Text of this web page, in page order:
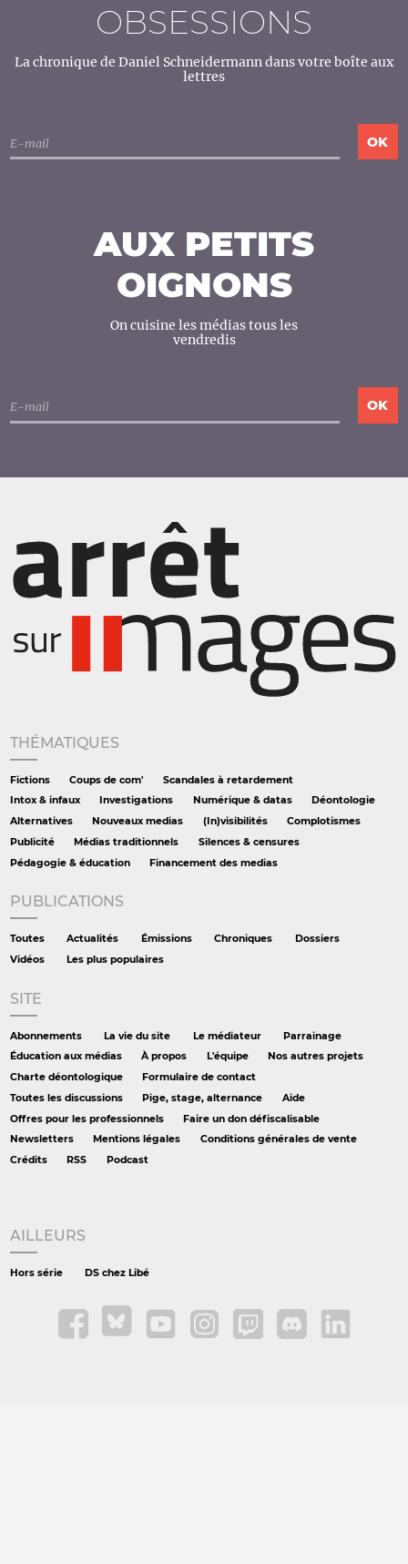
OBSESSIONS
La chronique de Daniel Schneidermann dans votre boîte aux
lettres
AUX PETITS
OIGNONS
On cuisine les médias tous les
vendredis
THÉMATIQUES
Fictions Coups de com'
Scandales à retardement
Intox & infaux
Investigations Numérique & datas
Déontologie
Alternatives
Nouveaux medias (In)visibilités
Complotismes
Publicité
Médias traditionnels
Silences & censures
Pédagogie & éducation
Financement des medias
PUBLICATIONS
Toutes Actualités Émissions Chroniques
Dossiers
Vidéos
Les plus populaires
SITE
Abonnements La vie du site Le médiateur
Parrainage
Éducation aux médias
À propos L'équipe
Nos autres projets
Charte déontologique
Formulaire de contact
Toutes les discussions
Pige, stage, alternance
Aide
Offres pour les professionnels
Faire un don défiscalisable
Newsletters
Mentions légales
Conditions générales de vente
Crédits
RSS Podcast
AILLEURS
Hors série DS chez Libé